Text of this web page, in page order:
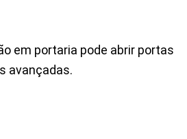
em portaria pode abrir portas
avançadas.